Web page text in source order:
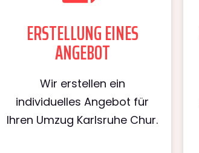
ERSTELLUNG EINES
ANGEBOT
Wir erstellen ein
individuelles Angebot für
Ihren Umzug Karlsruhe Chur.